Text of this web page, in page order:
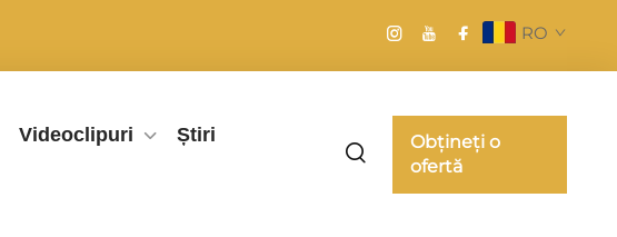
RO
Videoclipuri
Știri
Obțineți o
ofertă